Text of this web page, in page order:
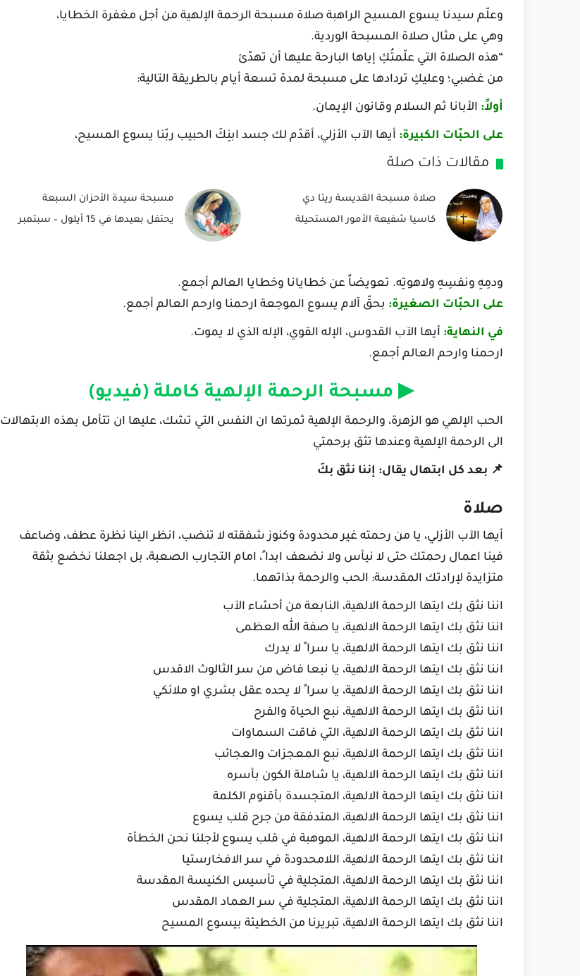
وعلّم سيدنا يسوع المسيح الراهبة صلاة مسبحة الرحمة الإلهية من أجل مغفرة الخطايا،
وهي على مثال صلاة المسبحة الوردية.
“هذه الصلاة التي علّمتُكِ إياها البارحة عليها أن تهدّئ
من غضبي؛ وعليكِ تردادها على مسبحة لمدة تسعة أيام بالطريقة التالية:
أولاً: الأبانا ثم السلام وقانون الإيمان.
على الحبّات الكبيرة: أيها الآب الأزلي، أقدّم لك جسد ابنِكَ الحبيب ربّنا يسوع المسيح،
مقالات ذات صلة
صلاة مسبحة القديسة ريتا دي
كاسيا شفيعة الأمور المستحيلة
مسبحة سيدة الأحزان السبعة
يحتفل بعيدها في 15 أيلول – سبتمبر
ودمِهِ ونفسِهِ ولاهوتِه. تعويضاً عن خطايانا وخطايا العالم أجمع.
على الحبّات الصغيرة: بحقّ آلام يسوع الموجعة ارحمنا وارحم العالم أجمع.
في النهاية: أيها الآب القدوس، الإله القوي، الإله الذي لا يموت.
ارحمنا وارحم العالم أجمع.
▶ مسبحة الرحمة الإلهية كاملة (فيديو)
الحب الإلهي هو الزهرة، والرحمة الإلهية ثمرتها ان النفس التي تشك، عليها ان تتأمل بهذه الابتهالات
الى الرحمة الإلهية وعندها تثق برحمتي
📌 بعد كل ابتهال يقال: إننا نثق بكَ
صلاة
أيها الآب الأزلي، يا من رحمته غير محدودة وكنوز شفقته لا تنضب، انظر الينا نظرة عطف، وضاعف
فينا اعمال رحمتك حتى لا نيأس ولا نضعف ابدا ً، امام التجارب الصعبة، بل اجعلنا نخضع بثقة
متزايدة لإرادتك المقدسة: الحب والرحمة بذاتهما.
اننا نثق بك ايتها الرحمة الالهية، النابعة من أحشاء الآب
اننا نثق بك ايتها الرحمة الالهية، يا صفة الله العظمى
اننا نثق بك ايتها الرحمة الالهية، يا سرا ً لا يدرك
اننا نثق بك ايتها الرحمة الالهية، يا نبعا فاض من سر الثالوث الاقدس
اننا نثق بك ايتها الرحمة الالهية، يا سرا ً لا يحده عقل بشري او ملائكي
اننا نثق بك ايتها الرحمة الالهية، نبع الحياة والفرح
اننا نثق بك ايتها الرحمة الالهية، التي فاقت السماوات
اننا نثق بك ايتها الرحمة الالهية، نبع المعجزات والعجائب
اننا نثق بك ايتها الرحمة الالهية، يا شاملة الكون بأسره
اننا نثق بك ايتها الرحمة الالهية، المتجسدة بأقنوم الكلمة
اننا نثق بك ايتها الرحمة الالهية، المتدفقة من جرح قلب يسوع
اننا نثق بك ايتها الرحمة الالهية، الموهبة في قلب يسوع لأجلنا نحن الخطأة
اننا نثق بك ايتها الرحمة الالهية، اللامحدودة في سر الافخارستيا
اننا نثق بك ايتها الرحمة الالهية، المتجلية في تأسيس الكنيسة المقدسة
اننا نثق بك ايتها الرحمة الالهية، المتجلية في سر العماد المقدس
اننا نثق بك ايتها الرحمة الالهية، تبريرنا من الخطيئة بيسوع المسيح